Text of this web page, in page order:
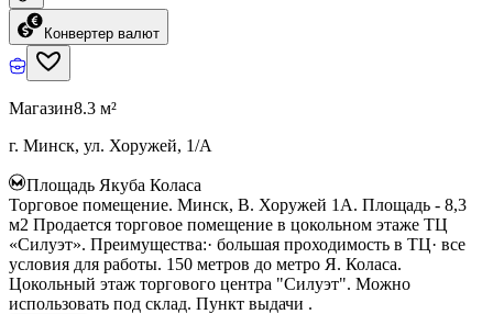
Конвертер валют
Магазин8.3 м²
г. Минск, ул. Хоружей, 1/А
Площадь Якуба Коласа
Торговое помещение. Минск, В. Хоружей 1А. Площадь - 8,3
м2 Продается торговое помещение в цокольном этаже ТЦ
«Силуэт». Преимущества:· большая проходимость в ТЦ· все
условия для работы. 150 метров до метро Я. Коласа.
Цокольный этаж торгового центра "Силуэт". Можно
использовать под склад. Пункт выдачи .